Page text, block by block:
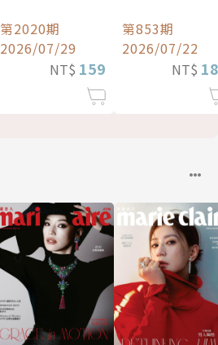
第2020期
2026/07/29
NT$ 159
第853期
2026/07/22
NT$